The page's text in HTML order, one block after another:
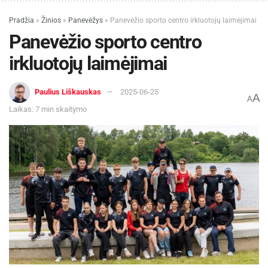
Pradžia » Žinios » Panevėžys » Panevėžio sporto centro irkluotojų laimėjimai
Panevėžio sporto centro
irkluotojų laimėjimai
Paulius Liškauskas
2025-06-25
Laikas: 7 min skaitymo
AA